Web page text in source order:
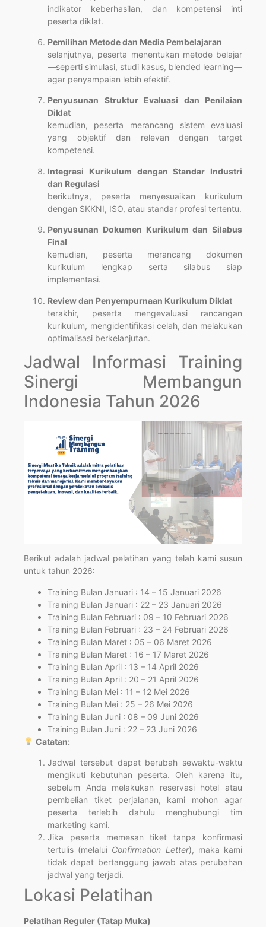
indikator keberhasilan, dan kompetensi inti
peserta diklat.
Pemilihan Metode dan Media Pembelajaran
selanjutnya, peserta menentukan metode belajar
—seperti simulasi, studi kasus, blended learning—
agar penyampaian lebih efektif.
Penyusunan Struktur Evaluasi dan Penilaian
Diklat
kemudian, peserta merancang sistem evaluasi
yang objektif dan relevan dengan target
kompetensi.
Integrasi Kurikulum dengan Standar Industri
dan Regulasi
berikutnya, peserta menyesuaikan kurikulum
dengan SKKNI, ISO, atau standar profesi tertentu.
Penyusunan Dokumen Kurikulum dan Silabus
Final
kemudian, peserta merancang dokumen
kurikulum lengkap serta silabus siap
implementasi.
Review dan Penyempurnaan Kurikulum Diklat
terakhir, peserta mengevaluasi rancangan
kurikulum, mengidentifikasi celah, dan melakukan
optimalisasi berkelanjutan.
Jadwal Informasi Training
Sinergi Membangun
Indonesia Tahun 2026
Berikut adalah jadwal pelatihan yang telah kami susun
untuk tahun 2026:
Training Bulan Januari : 14 – 15 Januari 2026
Training Bulan Januari : 22 – 23 Januari 2026
Training Bulan Februari : 09 – 10 Februari 2026
Training Bulan Februari : 23 – 24 Februari 2026
Training Bulan Maret : 05 – 06 Maret 2026
Training Bulan Maret : 16 – 17 Maret 2026
Training Bulan April : 13 – 14 April 2026
Training Bulan April : 20 – 21 April 2026
Training Bulan Mei : 11 – 12 Mei 2026
Training Bulan Mei : 25 – 26 Mei 2026
Training Bulan Juni : 08 – 09 Juni 2026
Training Bulan Juni : 22 – 23 Juni 2026
Catatan:
Jadwal tersebut dapat berubah sewaktu-waktu
mengikuti kebutuhan peserta. Oleh karena itu,
sebelum Anda melakukan reservasi hotel atau
pembelian tiket perjalanan, kami mohon agar
peserta terlebih dahulu menghubungi tim
marketing kami.
Jika peserta memesan tiket tanpa konfirmasi
tertulis (melalui Confirmation Letter), maka kami
tidak dapat bertanggung jawab atas perubahan
jadwal yang terjadi.
Lokasi Pelatihan
Pelatihan Reguler (Tatap Muka)